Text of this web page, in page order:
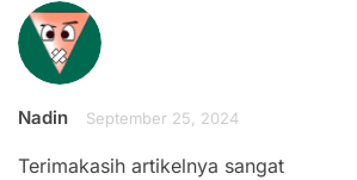
Nadin September 25, 2024
Terimakasih artikelnya sangat